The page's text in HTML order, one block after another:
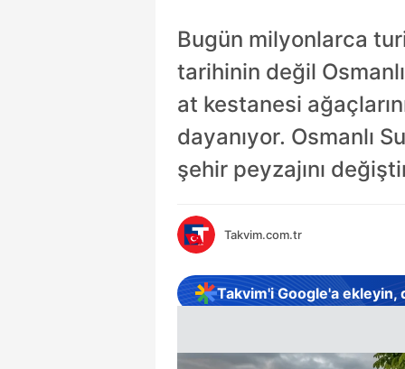
Bugün milyonlarca
tarihinin değil
at kestanesi
dayanıyor. Osmanlı
şehir peyzajını
Takvim.com.tr
Takvim'i Google'a ekleyin,